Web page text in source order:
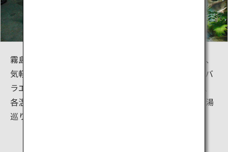
霧島にはホテルや旅館などの宿泊温泉施設だけでなく、
気軽に立ち寄ることができる家族湯や露天風呂など、バ
ラエティ豊かな温泉施設があります。泉質はもちろん、
各温泉施設が醸し出す雰囲気を味わいながら温泉郷を湯
巡りすることができます。